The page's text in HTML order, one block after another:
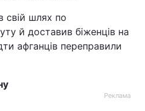
свій шлях по
й доставив біженців на
афганців переправили
Реклама